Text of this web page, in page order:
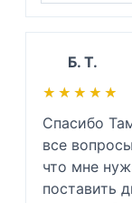
Б. Т.
★★★★★
★★★★★
Спасибо
все
что мне
поставить